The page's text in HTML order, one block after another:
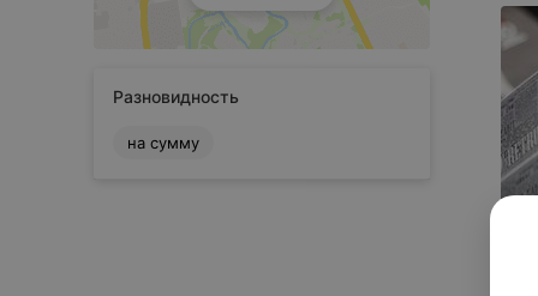
Разновидность
на сумму